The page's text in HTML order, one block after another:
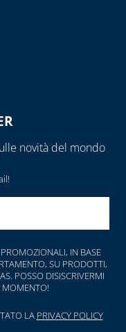
novità del mondo
IN BASE
SU PRODOTTI,
POSSO DISISCRIVERMI
MOMENTO!
LA PRIVACY POLICY